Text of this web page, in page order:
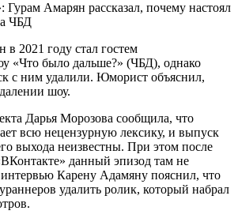
2021 году стал гостем
«Что было дальше?» (ЧБД), однако
с ним удалили. Юморист объяснил,
шоу.
Дарья Морозова сообщила, что
всю нецензурную лексику, и выпуск
выхода неизвестны. При этом после
данный эпизод там не
Карену Адамяну пояснил, что
удалить ролик, который набрал